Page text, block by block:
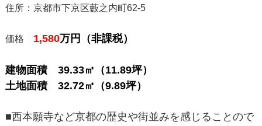
住所：京都市下京区藪之内町62-5
価格 1,580万円（非課税）
建物面積 39.33㎡（11.89坪）
土地面積 32.72㎡（9.89坪）
■西本願寺など京都の歴史や街並みを感じることので